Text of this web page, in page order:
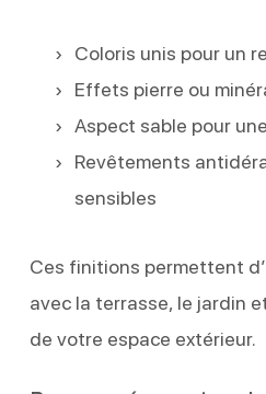
Coloris unis pour un
Effets pierre ou
Aspect sable pour
Revêtements
sensibles
Ces finitions permettent
avec la terrasse, le jardin
de votre espace extérieur.